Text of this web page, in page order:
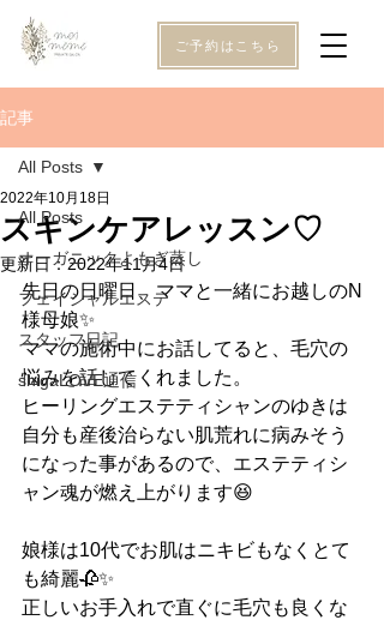
ご予約はこちら
記事
All Posts
オーガニックよもぎ蒸し
フェイシャルエステ
スタッフ日記
shigaLOVE通信
All Posts
スキンケアレッスン♡
2022年10月18日
更新日：2022年11月4日
先日の日曜日、ママと一緒にお越しのN
様母娘✨
ママの施術中にお話してると、毛穴の
悩みを話してくれました。
ヒーリングエステティシャンのゆきは
自分も産後治らない肌荒れに病みそう
になった事があるので、エステティシ
ャン魂が燃え上がります😆
娘様は10代でお肌はニキビもなくとて
も綺麗🥀✨
正しいお手入れで直ぐに毛穴も良くな